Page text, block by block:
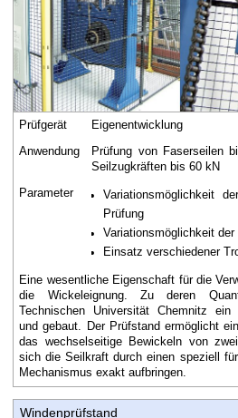
Prüfgerät Eigenentwicklung
Anwendung
Prüfung von Faserseilen
Seilzugkräften bis 60 kN
Parameter
Variationsmöglichkeit
Prüfung
Variationsmöglichkeit
Einsatz verschiedener
Eine wesentliche Eigenschaft für die
die Wickeleignung. Zu deren
Technischen Universität Chemnitz
und gebaut. Der Prüfstand ermöglicht
das wechselseitige Bewickeln von
sich die Seilkraft durch einen speziell
Mechanismus exakt aufbringen.
Windenprüfstand